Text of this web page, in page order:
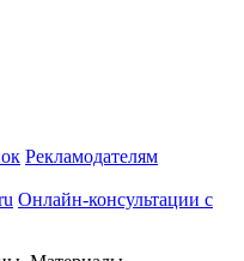
Рекламодателям
Онлайн-консультации с